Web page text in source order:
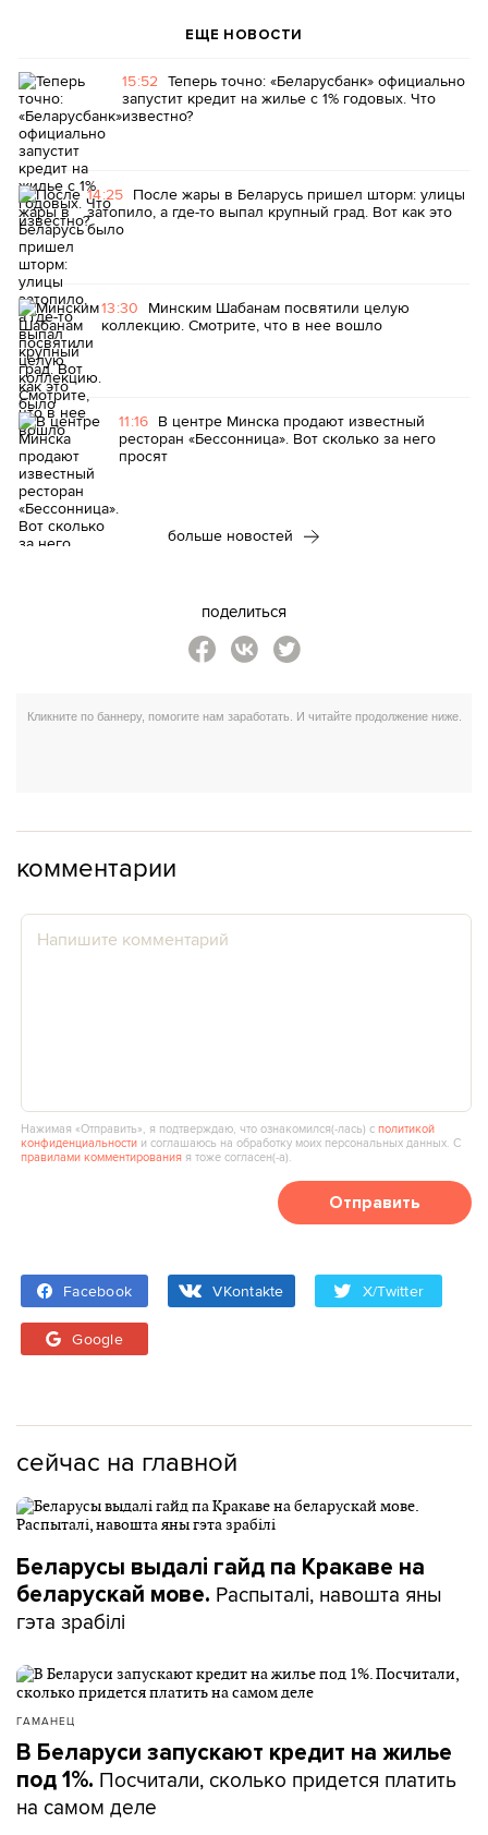
ЕЩЕ НОВОСТИ
15:52 Теперь точно: «Беларусбанк» официально
запустит кредит на жилье с 1% годовых. Что
известно?
14:25 После жары в Беларусь пришел шторм: улицы
затопило, а где-то выпал крупный град. Вот как это
было
13:30 Минским Шабанам посвятили целую
коллекцию. Смотрите, что в нее вошло
11:16 В центре Минска продают известный
ресторан «Бессонница». Вот сколько за него
просят
больше новостей
поделиться
комментарии
Нажимая «Отправить», я подтверждаю, что ознакомился(‑лась) сполитикой
конфиденциальности и соглашаюсь на обработку моих персональных данных. С
правилами комментирования я тоже согласен(‑а).
Отправить
Facebook VKontakte X/Twitter
Google
сейчас на главной
Беларусы выдалі гайд па Кракаве на
беларускай мове. Распыталі, навошта яны
гэта зрабілі
ГАМАНЕЦ
В Беларуси запускают кредит на жилье
под 1%. Посчитали, сколько придется платить
на самом деле